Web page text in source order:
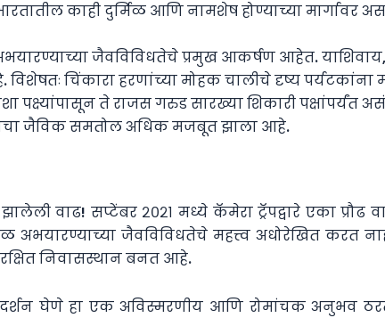
काही दुर्मिळ आणि नामशेष होण्याच्या मार्गावर
जैवविविधतेचे प्रमुख आकर्षण आहेत.
चिंकारा हरणांच्या मोहक चालीचे दृष्य
ते राजस गरुड सारख्या शिकारी पक्षांपर्यंत
जैविक समतोल अधिक मजबूत झाला आहे.
वाढ! सप्टेंबर २०२१ मध्ये कॅमेरा ट्रॅपद्वारे एका प्रौढ
जैवविविधतेचे महत्त्व अधोरेखित करत
निवासस्थान बनत आहे.
घेणे हा एक अविस्मरणीय आणि रोमांचक अनुभव ठरतो.